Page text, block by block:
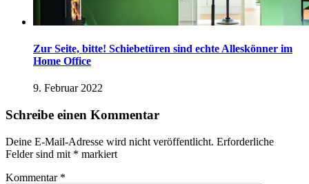
Zur Seite, bitte! Schiebetüren sind echte Alleskönner im
Home Office
9. Februar 2022
Schreibe einen Kommentar
Deine E-Mail-Adresse wird nicht veröffentlicht. Erforderliche
Felder sind mit * markiert
Kommentar *